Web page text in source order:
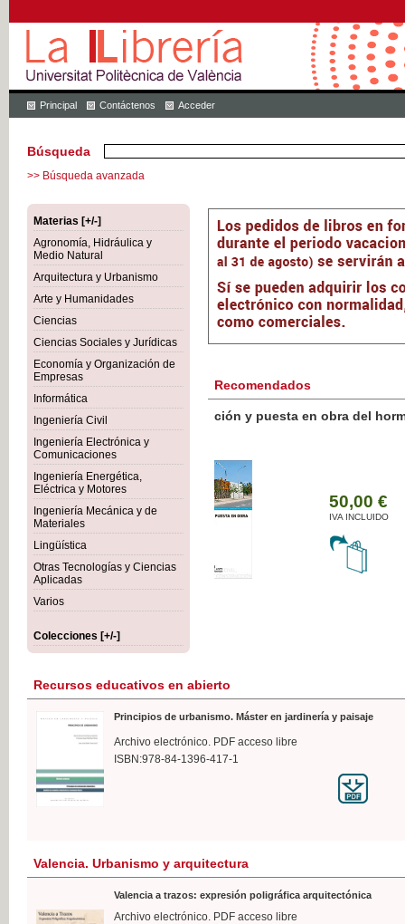
Principal Contáctenos Acceder
Búsqueda
>> Búsqueda avanzada
Materias [+/-]
Agronomía, Hidráulica y
Medio Natural
Arquitectura y Urbanismo
Arte y Humanidades
Ciencias
Ciencias Sociales y Jurídicas
Economía y Organización de
Empresas
Informática
Ingeniería Civil
Ingeniería Electrónica y
Comunicaciones
Ingeniería Energética,
Eléctrica y Motores
Ingeniería Mecánica y de
Materiales
Lingüística
Otras Tecnologías y Ciencias
Aplicadas
Varios
Colecciones [+/-]
Recomendados
Botánica Agroalimentaria
IVA
Recursos educativos en abierto
Principios de urbanismo. Máster en jardinería y paisaje
Archivo electrónico. PDF acceso libre
ISBN:978-84-1396-417-1
Valencia. Urbanismo y arquitectura
Valencia a trazos: expresión poligráfica arquitectónica
Archivo electrónico. PDF acceso libre